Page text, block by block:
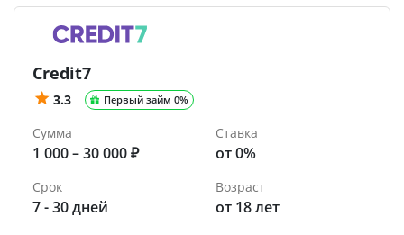
Credit7
3.3 Первый займ 0%
Сумма
1 000 – 30 000 ₽
Ставка
от 0%
Срок
7 - 30 дней
Возраст
от 18 лет